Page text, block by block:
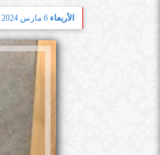
الأربعاء 6 مارس 2024